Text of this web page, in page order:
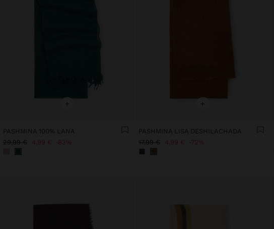
+
PASHMINA 100% LANA
29,99 € 4,99 € 83%
+
PASHMINA LISA DESHILACHADA
17,99 € 4,99 € 72%